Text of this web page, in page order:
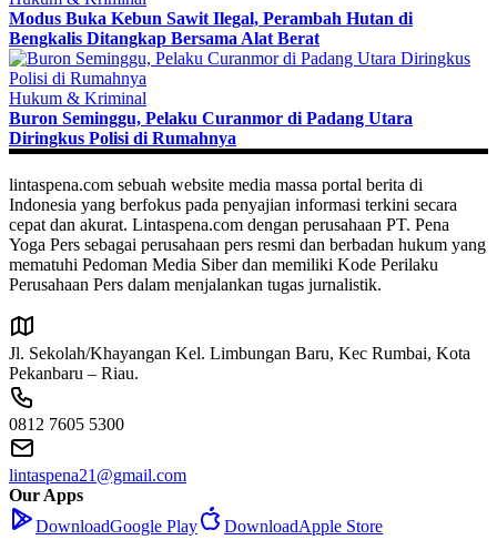
Modus Buka Kebun Sawit Ilegal, Perambah Hutan di
Bengkalis Ditangkap Bersama Alat Berat
Hukum & Kriminal
Buron Seminggu, Pelaku Curanmor di Padang Utara
Diringkus Polisi di Rumahnya
lintaspena.com sebuah website media massa portal berita di
Indonesia yang berfokus pada penyajian informasi terkini secara
cepat dan akurat. Lintaspena.com dengan perusahaan PT. Pena
Yoga Pers sebagai perusahaan pers resmi dan berbadan hukum yang
mematuhi Pedoman Media Siber dan memiliki Kode Perilaku
Perusahaan Pers dalam menjalankan tugas jurnalistik.
Jl. Sekolah/Khayangan Kel. Limbungan Baru, Kec Rumbai, Kota
Pekanbaru – Riau.
0812 7605 5300
lintaspena21@gmail.com
Our Apps
DownloadGoogle Play DownloadApple Store